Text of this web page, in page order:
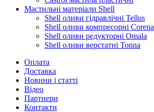
Мастильні матеріали Shell
Shell оливи гідравлічні Tellus
Shell оливи компресорні Corena
Shell оливи редукторні Omala
Shell оливи верстатні Tonna
Оплата
Доставка
Новини і статті
Відео
Партнери
Контакти